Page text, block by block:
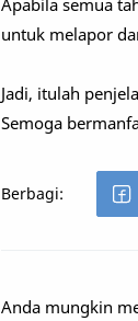
Apabila semua
untuk melapor
Jadi, itulah
Semoga
Anda mungkin